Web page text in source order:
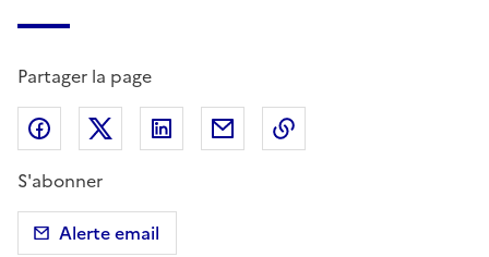
Partager la page
Partager sur Facebook
Partager sur X (anciennement Twitter)
Partager sur LinkedIn
Partager par email
S'abonner
Alerte email